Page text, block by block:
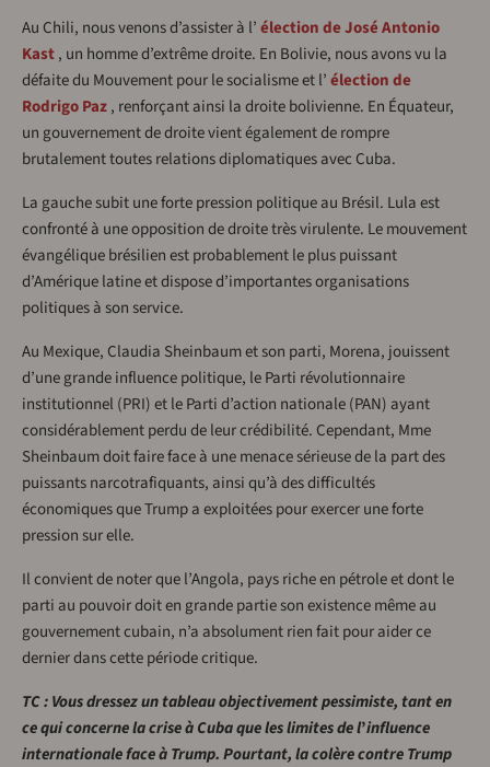
Au Chili, nous venons d’assister à l’élection de José Antonio
Kast, un homme d’extrême droite. En Bolivie, nous avons vu la
défaite du Mouvement pour le socialisme et l’élection de
Rodrigo Paz, renforçant ainsi la droite bolivienne. En Équateur,
un gouvernement de droite vient également de rompre
brutalement toutes relations diplomatiques avec Cuba.
La gauche subit une forte pression politique au Brésil. Lula est
confronté à une opposition de droite très virulente. Le mouvement
évangélique brésilien est probablement le plus puissant
d’Amérique latine et dispose d’importantes organisations
politiques à son service.
Au Mexique, Claudia Sheinbaum et son parti, Morena, jouissent
d’une grande influence politique, le Parti révolutionnaire
institutionnel (PRI) et le Parti d’action nationale (PAN) ayant
considérablement perdu de leur crédibilité. Cependant, Mme
Sheinbaum doit faire face à une menace sérieuse de la part des
puissants narcotrafiquants, ainsi qu’à des difficultés
économiques que Trump a exploitées pour exercer une forte
pression sur elle.
Il convient de noter que l’Angola, pays riche en pétrole et dont le
parti au pouvoir doit en grande partie son existence même au
gouvernement cubain, n’a absolument rien fait pour aider ce
dernier dans cette période critique.
TC : Vous dressez un tableau objectivement pessimiste, tant en
ce qui concerne la crise à Cuba que les limites de l’influence
internationale face à Trump. Pourtant, la colère contre Trump